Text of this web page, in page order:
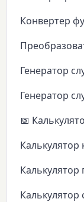
Конвертер
Генератор
Генератор
📅
Калькулятор